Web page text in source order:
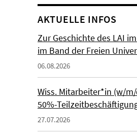
AKTUELLE INFOS
Zur Geschichte des LAI
im Band der Freien
06.08.2026
Wiss. Mitarbeiter*in (w/
50%-
27.07.2026